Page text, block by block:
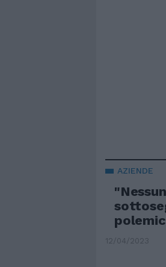
AZIENDE
12/04/2023